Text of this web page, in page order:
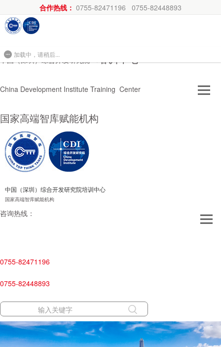
合作热线： 0755-82471196 0755-82448893
中国（深圳）综合开发研究院
China Development Institute Training Center
国家高端智库赋能机构
中国（深圳）综合开发研究院培训中心
国家高端智库赋能机构
咨询热线：
0755-82471196
0755-82448893
加载中，请稍后...